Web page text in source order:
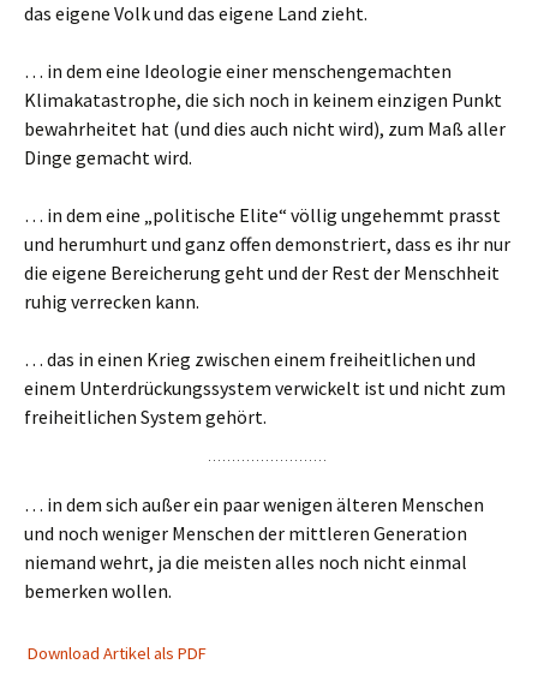
das eigene Volk und das eigene Land zieht.
… in dem eine Ideologie einer menschengemachten
Klimakatastrophe, die sich noch in keinem einzigen Punkt
bewahrheitet hat (und dies auch nicht wird), zum Maß aller
Dinge gemacht wird.
… in dem eine „politische Elite“ völlig ungehemmt prasst
und herumhurt und ganz offen demonstriert, dass es ihr nur
die eigene Bereicherung geht und der Rest der Menschheit
ruhig verrecken kann.
… das in einen Krieg zwischen einem freiheitlichen und
einem Unterdrückungssystem verwickelt ist und nicht zum
freiheitlichen System gehört.
… in dem sich außer ein paar wenigen älteren Menschen
und noch weniger Menschen der mittleren Generation
niemand wehrt, ja die meisten alles noch nicht einmal
bemerken wollen.
Download Artikel als PDF